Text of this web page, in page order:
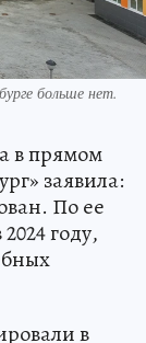
больше нет.
в прямом
заявила:
По ее
году,
в